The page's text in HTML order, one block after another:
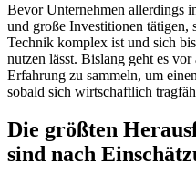
Bevor Unternehmen allerdings
und große Investitionen tätigen,
Technik komplex ist und sich
nutzen lässt. Bislang geht es
Erfahrung zu sammeln, um
sobald sich wirtschaftlich
Die größten
sind nach